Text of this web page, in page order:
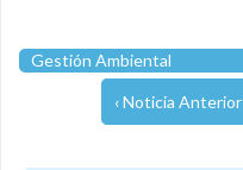
Gestión Ambiental
‹ Noticia Anterior